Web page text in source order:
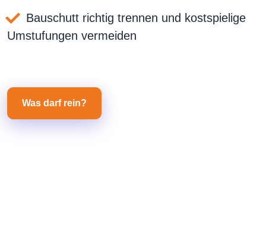
Bauschutt richtig trennen und kostspielige
Umstufungen vermeiden
Was darf rein?